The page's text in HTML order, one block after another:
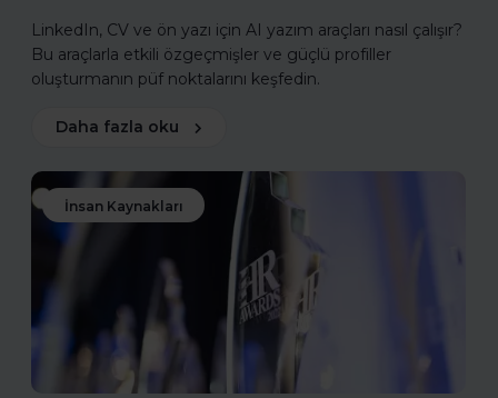
LinkedIn, CV ve ön yazı için AI yazım araçları nasıl çalışır?
Bu araçlarla etkili özgeçmişler ve güçlü profiller
oluşturmanın püf noktalarını keşfedin.
Daha fazla oku
İnsan Kaynakları